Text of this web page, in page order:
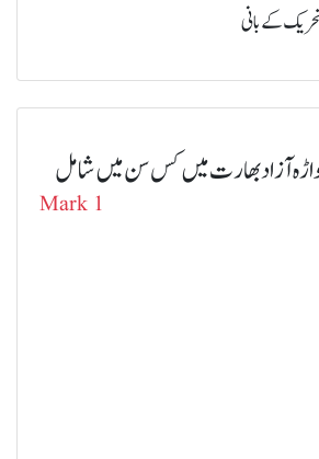
کے بانی
آزاد بھارت میں کس سن میں شامل
Mark 1